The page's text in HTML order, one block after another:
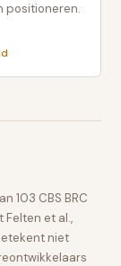
positioneren.
103 CBS BRC
et al.,
niet